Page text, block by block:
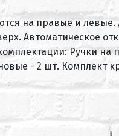
на правые и
Автоматическое
Ручки на
- 2 шт. Комплект